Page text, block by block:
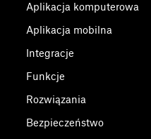
Aplikacja komputerowa
Aplikacja mobilna
Integracje
Funkcje
Rozwiązania
Bezpieczeństwo